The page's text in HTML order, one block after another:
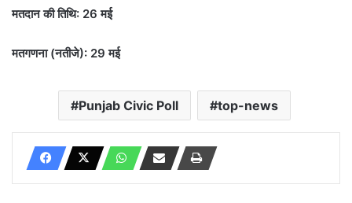
मतदान की तिथि: 26 मई
मतगणना (नतीजे): 29 मई
Punjab Civic Poll top-news